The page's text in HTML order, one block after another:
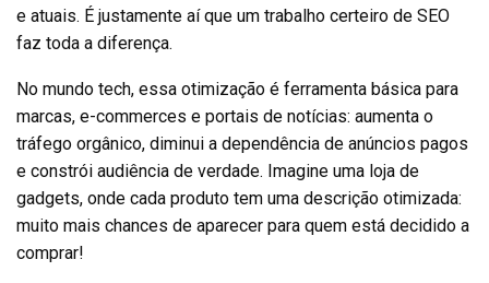
e atuais. É justamente aí que um trabalho certeiro de SEO
faz toda a diferença.
No mundo tech, essa otimização é ferramenta básica para
marcas, e-commerces e portais de notícias: aumenta o
tráfego orgânico, diminui a dependência de anúncios pagos
e constrói audiência de verdade. Imagine uma loja de
gadgets, onde cada produto tem uma descrição otimizada:
muito mais chances de aparecer para quem está decidido a
comprar!